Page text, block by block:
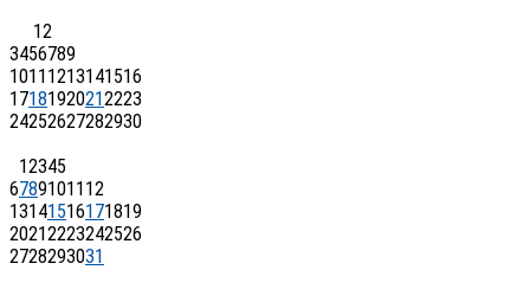
12
3456789
1011 1213141516
17181920212223
24252627282930
12345
67891011 12
13141516171819
20212223242526
2728293031